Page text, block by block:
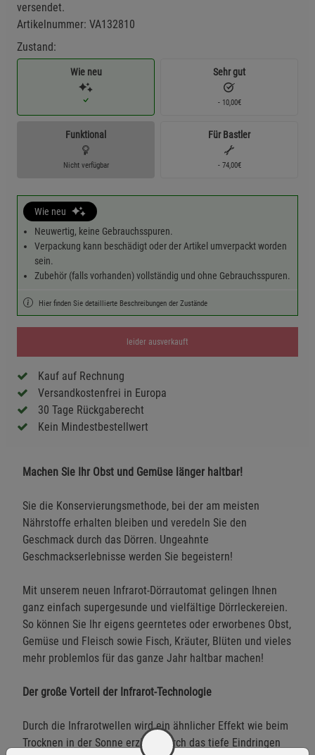
versendet.
Artikelnummer: VA132810
Zustand:
Wie neu Sehr gut
- 10,00€
Funktional
Nicht verfügbar
Für Bastler
- 74,00€
Wie neu
Neuwertig, keine Gebrauchsspuren.
Verpackung kann beschädigt oder der Artikel umverpackt worden
sein.
Zubehör (falls vorhanden) vollständig und ohne Gebrauchsspuren.
Hier finden Sie detaillierte Beschreibungen der Zustände
leider ausverkauft
Kauf auf Rechnung
Versandkostenfrei in Europa
30 Tage Rückgaberecht
Kein Mindestbestellwert
Machen Sie Ihr Obst und Gemüse länger haltbar!
Sie die Konservierungsmethode, bei der am meisten
Nährstoffe erhalten bleiben und veredeln Sie den
Geschmack durch das Dörren. Ungeahnte
Geschmackserlebnisse werden Sie begeistern!
Mit unserem neuen Infrarot-Dörrautomat gelingen Ihnen
ganz einfach supergesunde und vielfältige Dörrleckereien.
So können Sie Ihr eigens geerntetes oder erworbenes Obst,
Gemüse und Fleisch sowie Fisch, Kräuter, Blüten und vieles
mehr problemlos für das ganze Jahr haltbar machen!
Der große Vorteil der Infrarot-Technologie
Durch die Infrarotwellen wird ein ähnlicher Effekt wie beim
Trocknen in der Sonne erzielt. Durch das tiefe Eindringen